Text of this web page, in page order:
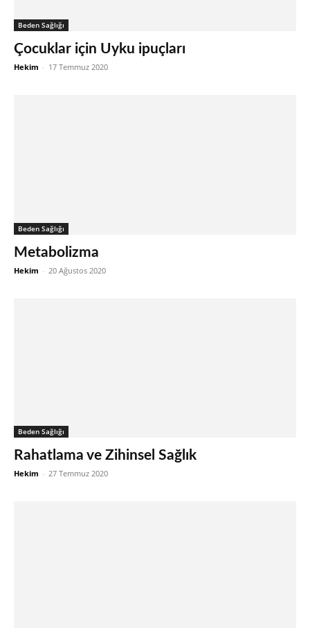
Beden Sağlığı
Çocuklar için Uyku ipuçları
Hekim - 17 Temmuz 2020
Beden Sağlığı
Metabolizma
Hekim - 20 Ağustos 2020
Beden Sağlığı
Rahatlama ve Zihinsel Sağlık
Hekim - 27 Temmuz 2020